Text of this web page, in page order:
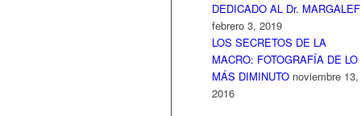
DEDICADO AL Dr. MARGALEF
febrero 3, 2019
LOS SECRETOS DE LA
MACRO: FOTOGRAFÍA DE LO
MÁS DIMINUTO noviembre 13,
2016